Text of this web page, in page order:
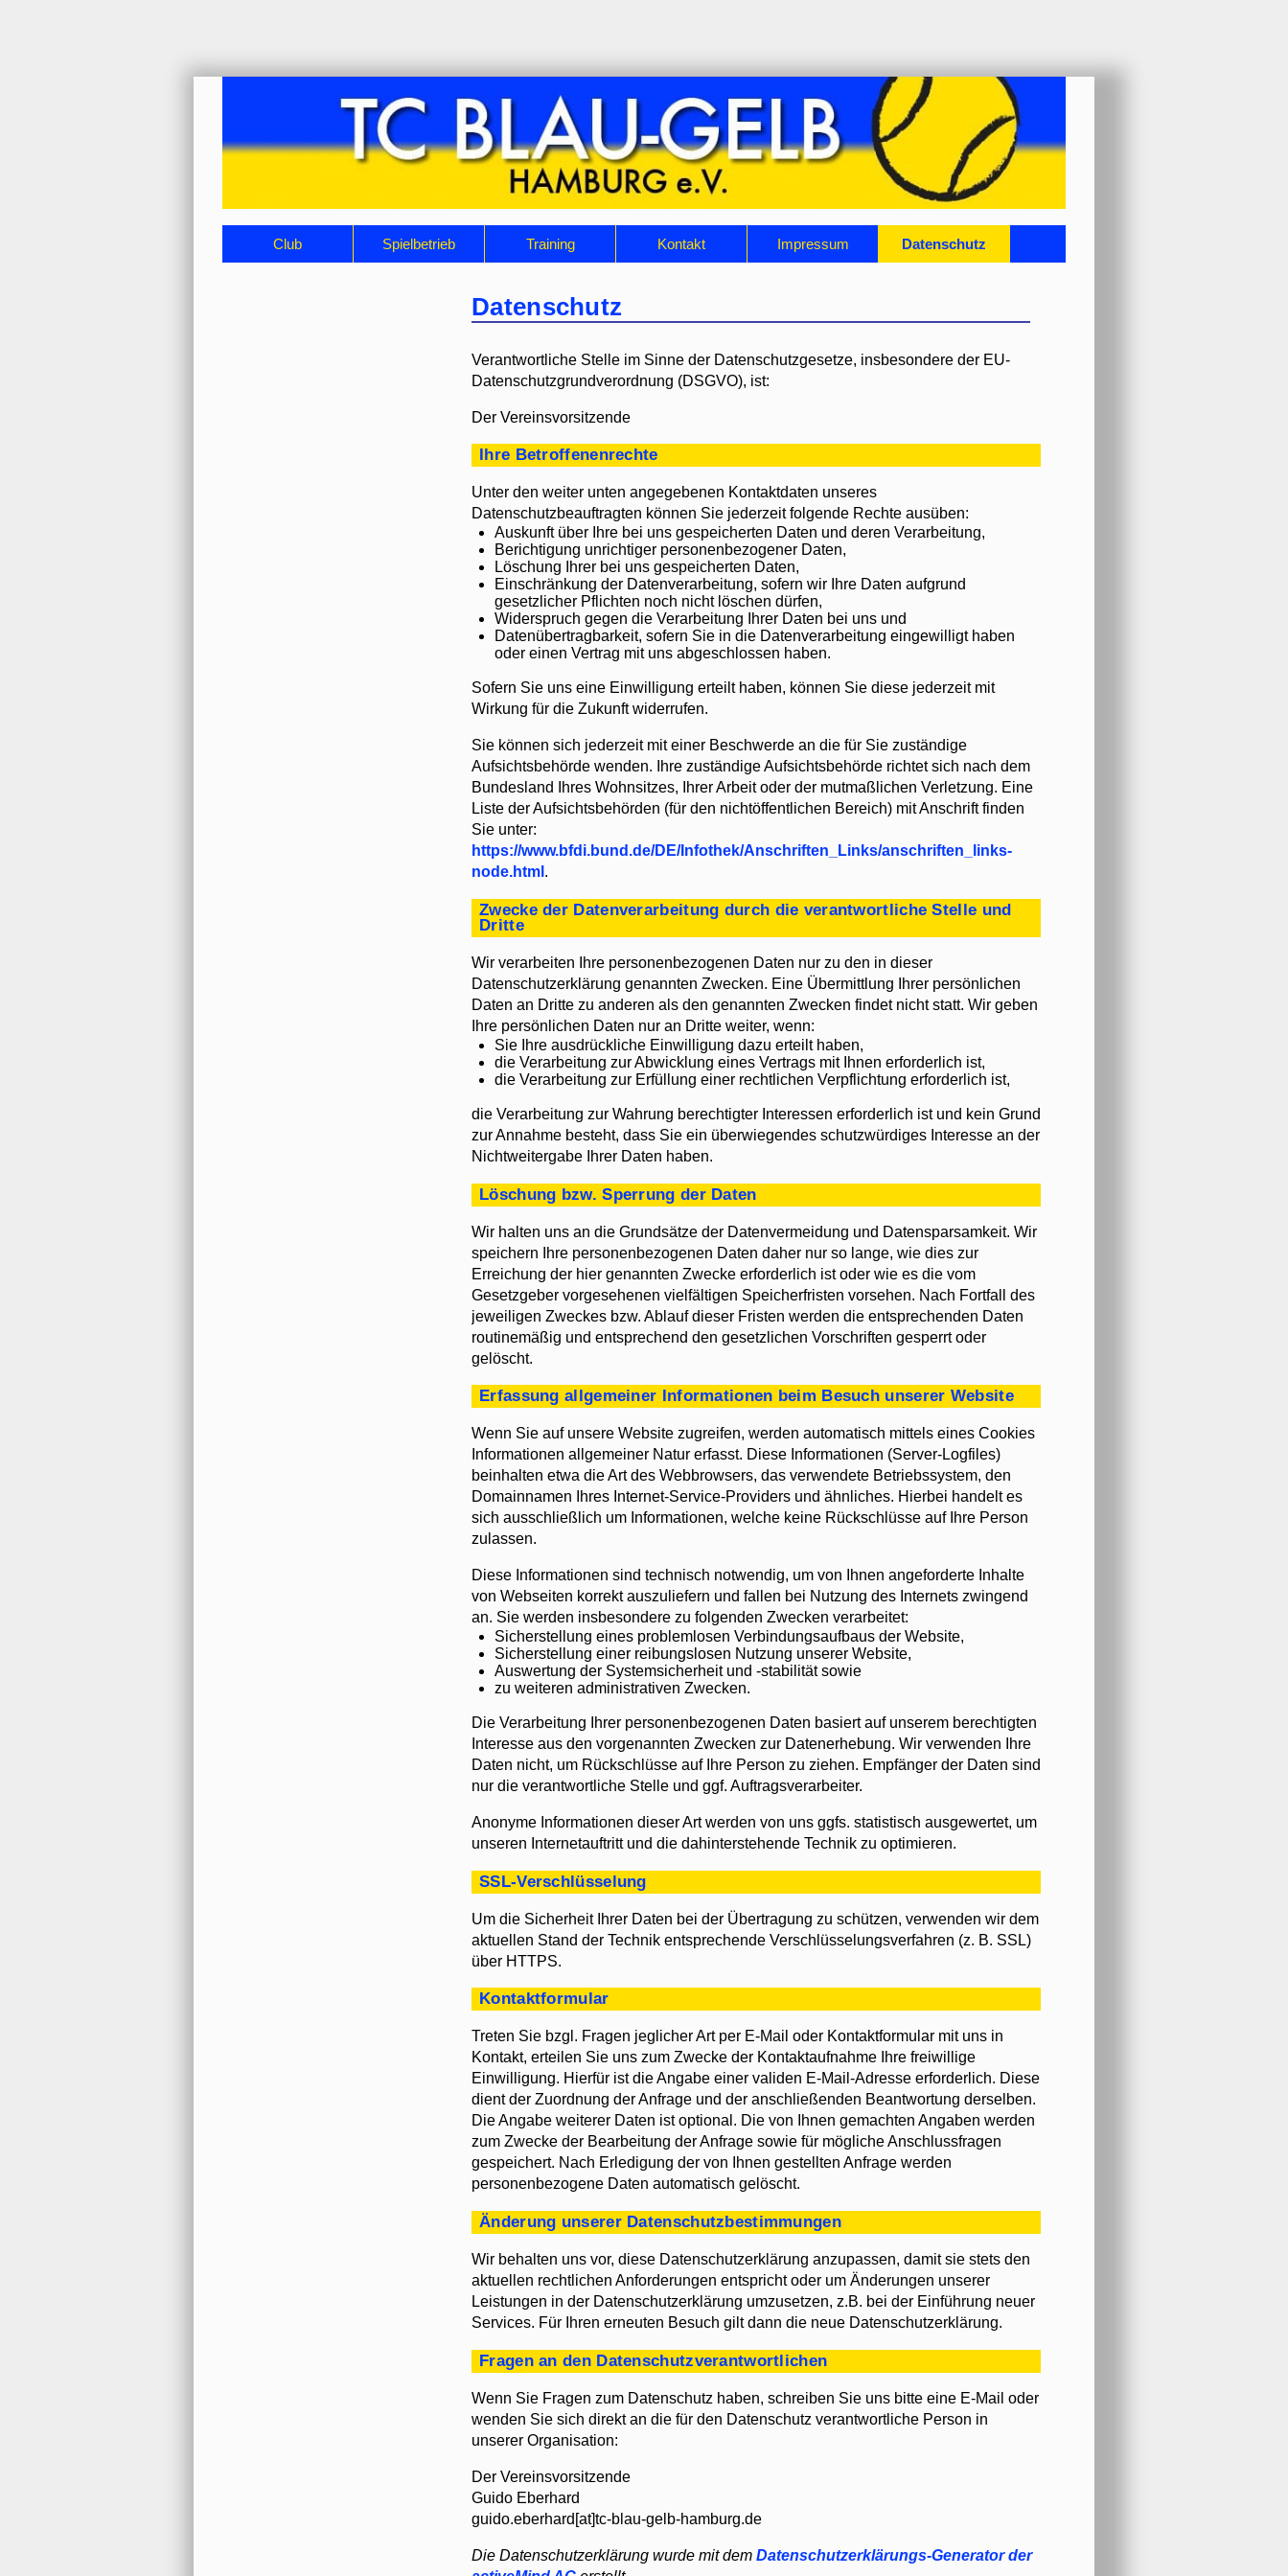
Navigation
Club Spielbetrieb Training Kontakt Impressum Datenschutz
Datenschutz
Verantwortliche Stelle im Sinne der Datenschutzgesetze, insbesondere der EU-
Datenschutzgrundverordnung (DSGVO), ist:
Der Vereinsvorsitzende
Ihre Betroffenenrechte
Unter den weiter unten angegebenen Kontaktdaten unseres
Datenschutzbeauftragten können Sie jederzeit folgende Rechte ausüben:
Auskunft über Ihre bei uns gespeicherten Daten und deren Verarbeitung,
Berichtigung unrichtiger personenbezogener Daten,
Löschung Ihrer bei uns gespeicherten Daten,
Einschränkung der Datenverarbeitung, sofern wir Ihre Daten aufgrund
gesetzlicher Pflichten noch nicht löschen dürfen,
Widerspruch gegen die Verarbeitung Ihrer Daten bei uns und
Datenübertragbarkeit, sofern Sie in die Datenverarbeitung eingewilligt haben
oder einen Vertrag mit uns abgeschlossen haben.
Sofern Sie uns eine Einwilligung erteilt haben, können Sie diese jederzeit mit
Wirkung für die Zukunft widerrufen.
Sie können sich jederzeit mit einer Beschwerde an die für Sie zuständige
Aufsichtsbehörde wenden. Ihre zuständige Aufsichtsbehörde richtet sich nach dem
Bundesland Ihres Wohnsitzes, Ihrer Arbeit oder der mutmaßlichen Verletzung. Eine
Liste der Aufsichtsbehörden (für den nichtöffentlichen Bereich) mit Anschrift finden
Sie unter:
https://www.bfdi.bund.de/DE/Infothek/Anschriften_Links/anschriften_links-
node.html .
Zwecke der Datenverarbeitung durch die verantwortliche Stelle und
Dritte
Wir verarbeiten Ihre personenbezogenen Daten nur zu den in dieser
Datenschutzerklärung genannten Zwecken. Eine Übermittlung Ihrer persönlichen
Daten an Dritte zu anderen als den genannten Zwecken findet nicht statt. Wir geben
Ihre persönlichen Daten nur an Dritte weiter, wenn:
Sie Ihre ausdrückliche Einwilligung dazu erteilt haben,
die Verarbeitung zur Abwicklung eines Vertrags mit Ihnen erforderlich ist,
die Verarbeitung zur Erfüllung einer rechtlichen Verpflichtung erforderlich ist,
die Verarbeitung zur Wahrung berechtigter Interessen erforderlich ist und kein Grund
zur Annahme besteht, dass Sie ein überwiegendes schutzwürdiges Interesse an der
Nichtweitergabe Ihrer Daten haben.
Löschung bzw. Sperrung der Daten
Wir halten uns an die Grundsätze der Datenvermeidung und Datensparsamkeit. Wir
speichern Ihre personenbezogenen Daten daher nur so lange, wie dies zur
Erreichung der hier genannten Zwecke erforderlich ist oder wie es die vom
Gesetzgeber vorgesehenen vielfältigen Speicherfristen vorsehen. Nach Fortfall des
jeweiligen Zweckes bzw. Ablauf dieser Fristen werden die entsprechenden Daten
routinemäßig und entsprechend den gesetzlichen Vorschriften gesperrt oder
gelöscht.
Erfassung allgemeiner Informationen beim Besuch unserer Website
Wenn Sie auf unsere Website zugreifen, werden automatisch mittels eines Cookies
Informationen allgemeiner Natur erfasst. Diese Informationen (Server-Logfiles)
beinhalten etwa die Art des Webbrowsers, das verwendete Betriebssystem, den
Domainnamen Ihres Internet-Service-Providers und ähnliches. Hierbei handelt es
sich ausschließlich um Informationen, welche keine Rückschlüsse auf Ihre Person
zulassen.
Diese Informationen sind technisch notwendig, um von Ihnen angeforderte Inhalte
von Webseiten korrekt auszuliefern und fallen bei Nutzung des Internets zwingend
an. Sie werden insbesondere zu folgenden Zwecken verarbeitet:
Sicherstellung eines problemlosen Verbindungsaufbaus der Website,
Sicherstellung einer reibungslosen Nutzung unserer Website,
Auswertung der Systemsicherheit und -stabilität sowie
zu weiteren administrativen Zwecken.
Die Verarbeitung Ihrer personenbezogenen Daten basiert auf unserem berechtigten
Interesse aus den vorgenannten Zwecken zur Datenerhebung. Wir verwenden Ihre
Daten nicht, um Rückschlüsse auf Ihre Person zu ziehen. Empfänger der Daten sind
nur die verantwortliche Stelle und ggf. Auftragsverarbeiter.
Anonyme Informationen dieser Art werden von uns ggfs. statistisch ausgewertet, um
unseren Internetauftritt und die dahinterstehende Technik zu optimieren.
SSL-Verschlüsselung
Um die Sicherheit Ihrer Daten bei der Übertragung zu schützen, verwenden wir dem
aktuellen Stand der Technik entsprechende Verschlüsselungsverfahren (z. B. SSL)
über HTTPS.
Kontaktformular
Treten Sie bzgl. Fragen jeglicher Art per E-Mail oder Kontaktformular mit uns in
Kontakt, erteilen Sie uns zum Zwecke der Kontaktaufnahme Ihre freiwillige
Einwilligung. Hierfür ist die Angabe einer validen E-Mail-Adresse erforderlich. Diese
dient der Zuordnung der Anfrage und der anschließenden Beantwortung derselben.
Die Angabe weiterer Daten ist optional. Die von Ihnen gemachten Angaben werden
zum Zwecke der Bearbeitung der Anfrage sowie für mögliche Anschlussfragen
gespeichert. Nach Erledigung der von Ihnen gestellten Anfrage werden
personenbezogene Daten automatisch gelöscht.
Änderung unserer Datenschutzbestimmungen
Wir behalten uns vor, diese Datenschutzerklärung anzupassen, damit sie stets den
aktuellen rechtlichen Anforderungen entspricht oder um Änderungen unserer
Leistungen in der Datenschutzerklärung umzusetzen, z.B. bei der Einführung neuer
Services. Für Ihren erneuten Besuch gilt dann die neue Datenschutzerklärung.
Fragen an den Datenschutzverantwortlichen
Wenn Sie Fragen zum Datenschutz haben, schreiben Sie uns bitte eine E-Mail oder
wenden Sie sich direkt an die für den Datenschutz verantwortliche Person in
unserer Organisation:
Der Vereinsvorsitzende
Guido Eberhard
guido.eberhard[at]tc-blau-gelb-hamburg.de
Die Datenschutzerklärung wurde mit dem Datenschutzerklärungs-Generator der